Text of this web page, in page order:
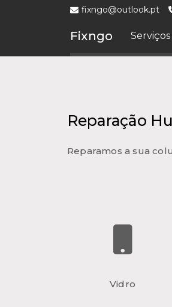
fixngo@outlook.pt
Fixngo Serviços
Reparação
Reparamos a sua
Vidro